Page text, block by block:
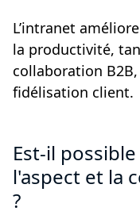
L’intranet
la productivité,
collaboration
fidélisation client.
Est-il
l'aspect et la
?